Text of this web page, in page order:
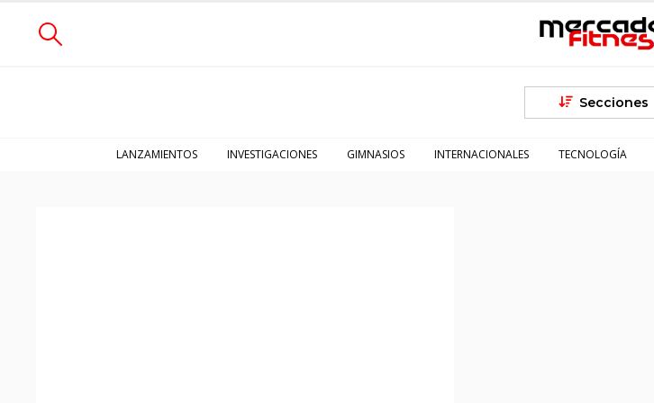
Secciones
LANZAMIENTOS INVESTIGACIONES GIMNASIOS INTERNACIONALES TECNOLOGÍA